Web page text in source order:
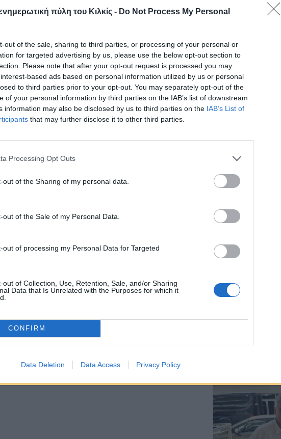
πύλη του Κιλκίς - Do Not Process My Personal
out of the sale, sharing to third parties, or processing of your personal or
for targeted advertising by us, please use the below opt-out section to
Please note that after your opt-out request is processed you may
based ads based on personal information utilized by us or personal
to third parties prior to your opt-out. You may separately opt-out of the
of your personal information by third parties on the IAB’s list of downstream
information may also be disclosed by us to third parties on the IAB’s List of
that may further disclose it to other third parties.
Processing Opt Outs
out of the Sharing of my personal data.
out of the Sale of my Personal Data.
out of processing my Personal Data for Targeted
out of Collection, Use, Retention, Sale, and/or Sharing
Data that Is Unrelated with the Purposes for which it
CONFIRM
Data Deletion Data Access Privacy Policy
Φωτοσχόλιο